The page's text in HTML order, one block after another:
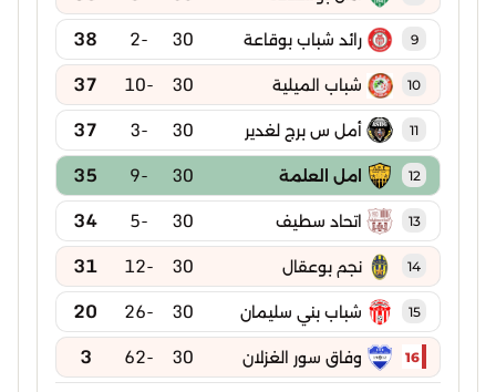
9 رائد شباب بوقاعة 30
-2
38
10 شباب الميلية 30
-10
37
11 أمل س برج لغدير 30
-3
37
12 امل العلمة 30
-9
35
13 اتحاد سطيف 30
-5
34
14 نجم بوعقال 30
-12
31
15 شباب بني سليمان 30
-26
20
16 وفاق سور الغزلان 30
-62
3